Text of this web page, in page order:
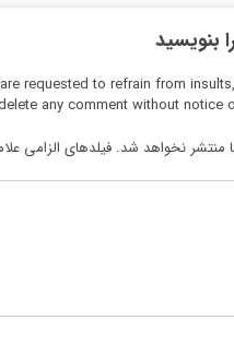
بنویسید
requested to refrain from
any comment without notice
نخواهد شد. فیلدهای الزامی